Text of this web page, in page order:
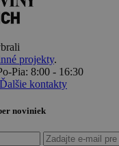
projekty.
Pia: 8:00 - 16:30
Ďalšie kontakty
noviniek